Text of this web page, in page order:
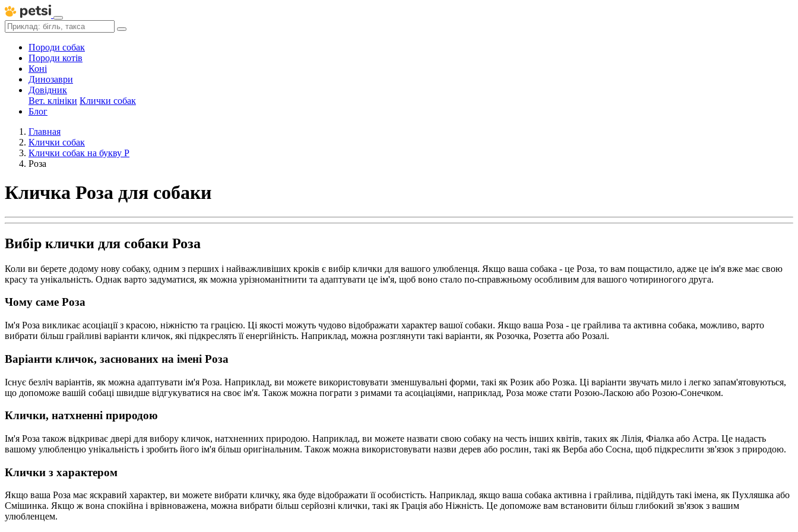
Породи собак
Породи котів
Коні
Динозаври
Довідник
Вет. клініки Клички собак
Блог
Главная
Клички собак
Клички собак на букву Р
Роза
Кличка Роза для собаки
Вибір клички для собаки Роза
Коли ви берете додому нову собаку, одним з перших і найважливіших кроків є вибір клички для вашого улюбленця. Якщо ваша собака - це Роза, то вам пощастило, адже це ім'я вже має свою
красу та унікальність. Однак варто задуматися, як можна урізноманітнити та адаптувати це ім'я, щоб воно стало по-справжньому особливим для вашого чотириногого друга.
Чому саме Роза
Ім'я Роза викликає асоціації з красою, ніжністю та грацією. Ці якості можуть чудово відображати характер вашої собаки. Якщо ваша Роза - це грайлива та активна собака, можливо, варто
вибрати більш грайливі варіанти кличок, які підкреслять її енергійність. Наприклад, можна розглянути такі варіанти, як Розочка, Розетта або Розалі.
Варіанти кличок, заснованих на імені Роза
Існує безліч варіантів, як можна адаптувати ім'я Роза. Наприклад, ви можете використовувати зменшувальні форми, такі як Розик або Розка. Ці варіанти звучать мило і легко запам'ятовуються,
що допоможе вашій собаці швидше відгукуватися на своє ім'я. Також можна пограти з римами та асоціаціями, наприклад, Роза може стати Розою-Ласкою або Розою-Сонечком.
Клички, натхненні природою
Ім'я Роза також відкриває двері для вибору кличок, натхненних природою. Наприклад, ви можете назвати свою собаку на честь інших квітів, таких як Лілія, Фіалка або Астра. Це надасть
вашому улюбленцю унікальність і зробить його ім'я більш оригінальним. Також можна використовувати назви дерев або рослин, такі як Верба або Сосна, щоб підкреслити зв'язок з природою.
Клички з характером
Якщо ваша Роза має яскравий характер, ви можете вибрати кличку, яка буде відображати її особистість. Наприклад, якщо ваша собака активна і грайлива, підійдуть такі імена, як Пухляшка або
Смішинка. Якщо ж вона спокійна і врівноважена, можна вибрати більш серйозні клички, такі як Грація або Ніжність. Це допоможе вам встановити більш глибокий зв'язок з вашим
улюбленцем.